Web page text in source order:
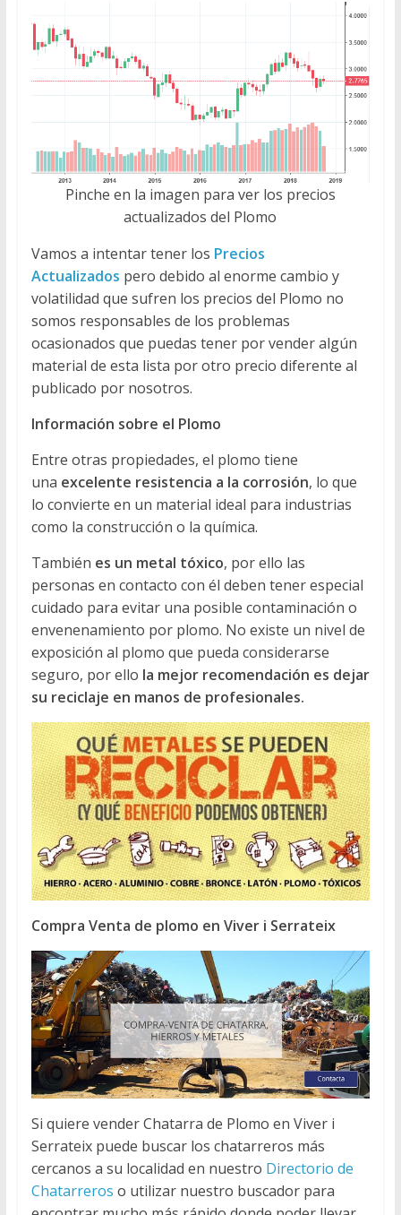
Pinche en la imagen para ver los precios
actualizados del Plomo
Vamos a intentar tener los Precios
Actualizados pero debido al enorme cambio y
volatilidad que sufren los precios del Plomo no
somos responsables de los problemas
ocasionados que puedas tener por vender algún
material de esta lista por otro precio diferente al
publicado por nosotros.
Información sobre el Plomo
Entre otras propiedades, el plomo tiene
una excelente resistencia a la corrosión, lo que
lo convierte en un material ideal para industrias
como la construcción o la química.
También es un metal tóxico, por ello las
personas en contacto con él deben tener especial
cuidado para evitar una posible contaminación o
envenenamiento por plomo. No existe un nivel de
exposición al plomo que pueda considerarse
seguro, por ello la mejor recomendación es dejar
su reciclaje en manos de profesionales.
Compra Venta de plomo en Viver i Serrateix
Si quiere vender Chatarra de Plomo en Viver i
Serrateix puede buscar los chatarreros más
cercanos a su localidad en nuestro Directorio de
Chatarreros o utilizar nuestro buscador para